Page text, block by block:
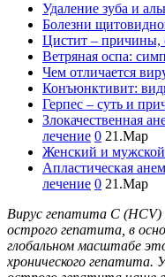
Удаление зуба и
Болезни
Цистит – причины,
Ветряная оспа:
Чем отличается
Конъюнктивит:
Герпес – суть и
Злокачественная
лечение 0 21.Мар
Женский и мужской
Апластическая
лечение 0 21.Мар
Вирус гепатита С (HCV)
острого гепатита, в
глобальном масштабе
хронического гепатита.